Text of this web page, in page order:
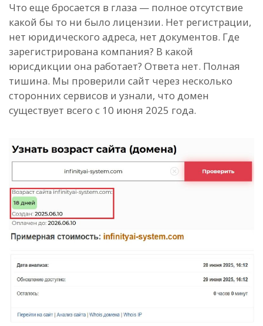
Что еще бросается в глаза — полное отсутствие
какой бы то ни было лицензии. Нет регистрации,
нет юридического адреса, нет документов. Где
зарегистрирована компания? В какой
юрисдикции она работает? Ответа нет. Полная
тишина. Мы проверили сайт через несколько
сторонних сервисов и узнали, что домен
существует всего с 10 июня 2025 года.